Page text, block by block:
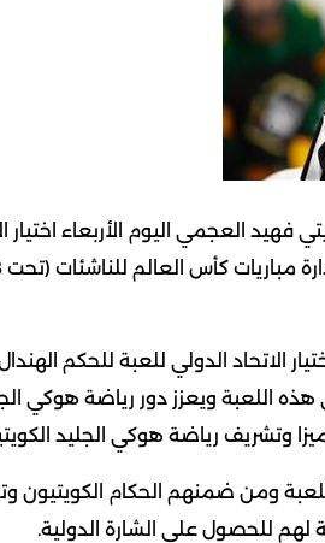
الدولي للعبة للحكم الهندال
هذه اللعبة ويعزز دور رياضة هوكي
وتشريف رياضة هوكي الجليد
ومن ضمنهم الحكام الكويتيون
لهم للحصول على الشارة الدولية.